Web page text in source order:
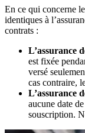
En ce qui concerne
identiques à
contrats :
L’assurance
est fixée
versé
cas contraire,
L’assurance
aucune date
souscription.